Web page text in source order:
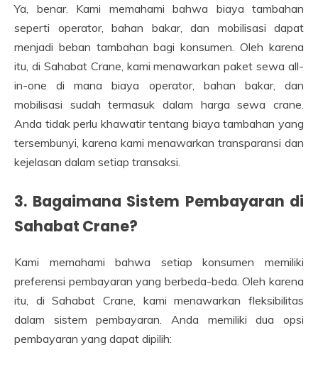
Ya, benar. Kami memahami bahwa biaya tambahan
seperti operator, bahan bakar, dan mobilisasi dapat
menjadi beban tambahan bagi konsumen. Oleh karena
itu, di Sahabat Crane, kami menawarkan paket sewa all-
in-one di mana biaya operator, bahan bakar, dan
mobilisasi sudah termasuk dalam harga sewa crane.
Anda tidak perlu khawatir tentang biaya tambahan yang
tersembunyi, karena kami menawarkan transparansi dan
kejelasan dalam setiap transaksi.
3. Bagaimana Sistem Pembayaran di
Sahabat Crane?
Kami memahami bahwa setiap konsumen memiliki
preferensi pembayaran yang berbeda-beda. Oleh karena
itu, di Sahabat Crane, kami menawarkan fleksibilitas
dalam sistem pembayaran. Anda memiliki dua opsi
pembayaran yang dapat dipilih: